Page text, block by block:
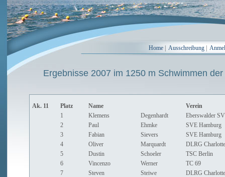
Home Ausschreibung
Ergebnisse 2007 im 1250 m Schwimmen der
Ak. 11 Platz Name
Verein
1
Klemens Degenhardt
Eberswalder SV
2
Paul Ehmke
SVE Hamburg
3
Fabian Sievers
SVE Hamburg
4
Oliver Marquardt
DLRG
5
Dustin Schoeler
TSC Berlin
6
Vincenzo Werner
TC 69
7
Steven Steiwe
DLRG